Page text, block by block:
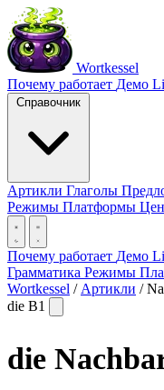
Wortkessel
Почему работает Демо
Справочник
Артикли Глаголы
Режимы Платформы
Почему работает Демо
Грамматика Режимы
Wortkessel / Артикли /
die B1
die